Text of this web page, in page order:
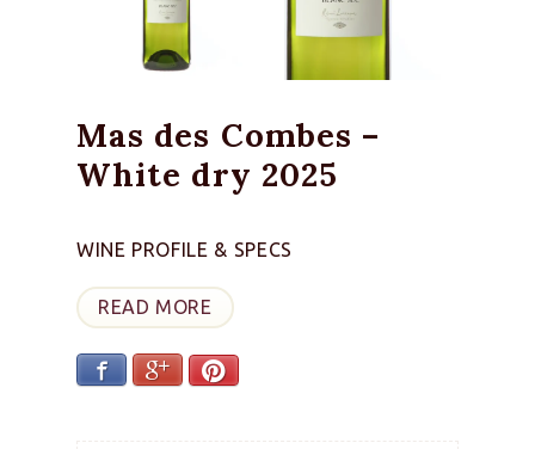
Mas des Combes –
White dry 2025
WINE PROFILE & SPECS
READ MORE
FacebookGoogle+Pinterest